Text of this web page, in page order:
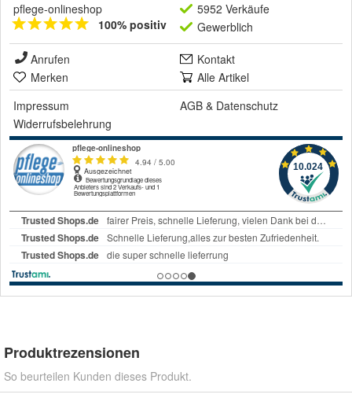
pflege-onlineshop
100% positiv
5952 Verkäufe
Gewerblich
Anrufen
Kontakt
Merken
Alle Artikel
Impressum
AGB & Datenschutz
Widerrufsbelehrung
Produktrezensionen
So beurteilen Kunden dieses Produkt.